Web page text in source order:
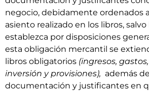
negocio, debidamente ordenados
asiento realizado en los libros, salvo
establezca por disposiciones
esta obligación mercantil se
libros obligatorios (ingresos,
inversión y provisiones), además
documentación y justificantes en